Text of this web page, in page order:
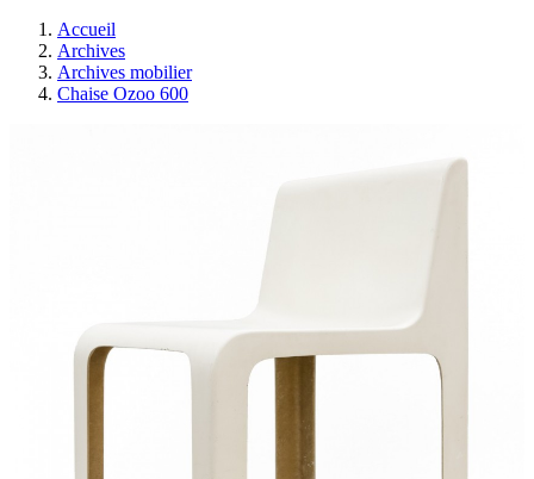
Accueil
Archives
Archives mobilier
Chaise Ozoo 600